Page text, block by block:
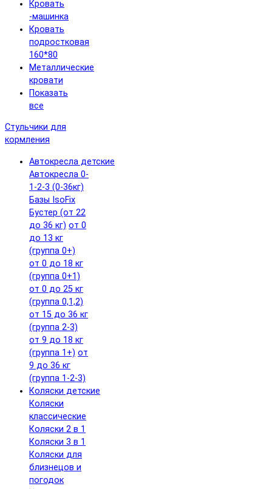
Кровать
-машинка
Кровать
подростковая
160*80
Металлические
кровати
Показать
все
Стульчики для
кормления
Автокресла детские
Автокресла 0-
1-2-3 (0-36кг)
Базы IsoFix
Бустер (от 22
до 36 кг) от 0
до 13 кг
(группа 0+)
от 0 до 18 кг
(группа 0+1)
от 0 до 25 кг
(группа 0,1,2)
от 15 до 36 кг
(группа 2-3)
от 9 до 18 кг
(группа 1+) от
9 до 36 кг
(группа 1-2-3)
Коляски детские
Коляски
классические
Коляски 2 в 1
Коляски 3 в 1
Коляски для
близнецов и
погодок